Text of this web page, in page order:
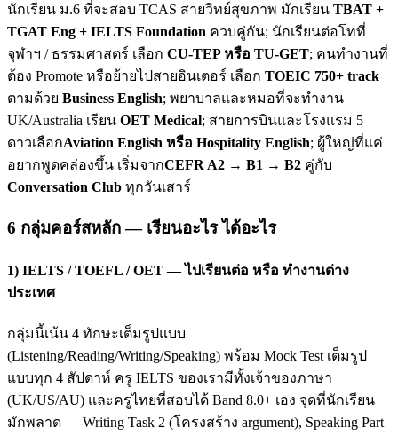
นักเรียน ม.6 ที่จะสอบ TCAS สายวิทย์สุขภาพ มักเรียน TBAT +
TGAT Eng + IELTS Foundation ควบคู่กัน; นักเรียนต่อโทที่
จุฬาฯ / ธรรมศาสตร์ เลือก CU-TEP หรือ TU-GET; คนทำงานที่
ต้อง Promote หรือย้ายไปสายอินเตอร์ เลือก TOEIC 750+ track
ตามด้วย Business English; พยาบาลและหมอที่จะทำงาน
UK/Australia เรียน OET Medical; สายการบินและโรงแรม 5
ดาวเลือกAviation English หรือ Hospitality English; ผู้ใหญ่ที่แค่
อยากพูดคล่องขึ้น เริ่มจากCEFR A2 → B1 → B2 คู่กับ
Conversation Club ทุกวันเสาร์
6 กลุ่มคอร์สหลัก — เรียนอะไร ได้อะไร
1) IELTS / TOEFL / OET — ไปเรียนต่อ หรือ ทำงานต่าง
ประเทศ
กลุ่มนี้เน้น 4 ทักษะเต็มรูปแบบ
(Listening/Reading/Writing/Speaking) พร้อม Mock Test เต็มรูป
แบบทุก 4 สัปดาห์ ครู IELTS ของเรามีทั้งเจ้าของภาษา
(UK/US/AU) และครูไทยที่สอบได้ Band 8.0+ เอง จุดที่นักเรียน
มักพลาด — Writing Task 2 (โครงสร้าง argument), Speaking Part